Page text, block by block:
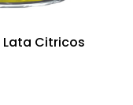
Citricos